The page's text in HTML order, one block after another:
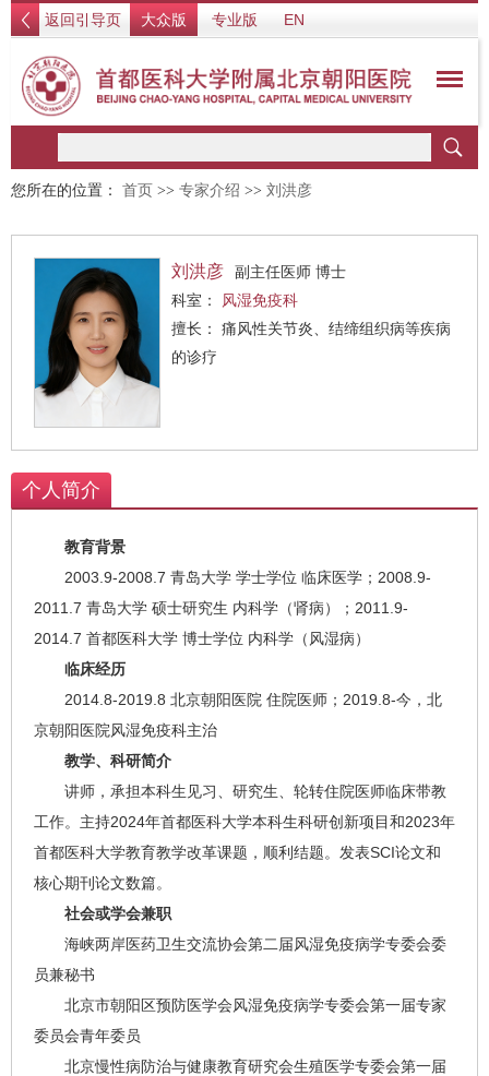
返回引导页 大众版 专业版 EN
您所在的位置： 首页 >> 专家介绍 >> 刘洪彦
刘洪彦
副主任医师 博士
科室：
风湿免疫科
擅长： 痛风性关节炎、结缔组织病等疾病
的诊疗
个人简介
教育背景
2003.9-2008.7 青岛大学 学士学位 临床医学；2008.9-
2011.7 青岛大学 硕士研究生 内科学（肾病）；2011.9-
2014.7 首都医科大学 博士学位 内科学（风湿病）
临床经历
2014.8-2019.8 北京朝阳医院 住院医师；2019.8-今，北
京朝阳医院风湿免疫科主治
教学、科研简介
讲师，承担本科生见习、研究生、轮转住院医师临床带教
工作。主持2024年首都医科大学本科生科研创新项目和2023年
首都医科大学教育教学改革课题，顺利结题。发表SCI论文和
核心期刊论文数篇。
社会或学会兼职
海峡两岸医药卫生交流协会第二届风湿免疫病学专委会委
员兼秘书
北京市朝阳区预防医学会风湿免疫病学专委会第一届专家
委员会青年委员
北京慢性病防治与健康教育研究会生殖医学专委会第一届